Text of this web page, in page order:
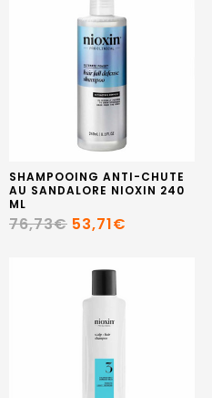
SHAMPOOING ANTI-CHUTE
AU SANDALORE NIOXIN 240
ML
76,73€ 53,71€